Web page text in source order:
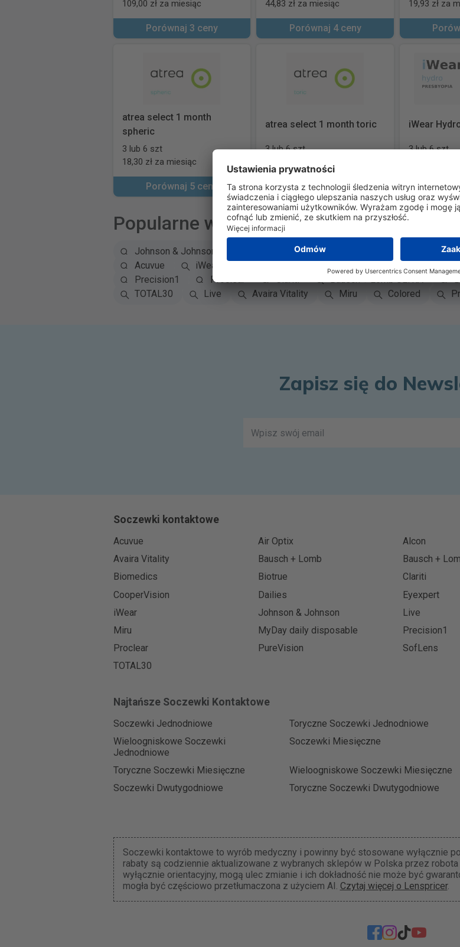
109,00 zł za miesiąc
Porównaj 3 ceny
44,83 zł za miesiąc
Porównaj 4 ceny
19,93 zł za
atrea select 1 month
spheric
3 lub 6 szt
18,30 zł za miesiąc
Porównaj 5 ceny
atrea select 1 month toric
3 lub 6 szt
Porównaj 5 ceny
iWear
3 lub 6 szt
Popularne wyszukiwania
Johnson & Johnson Bausch + Lomb CooperVision
Acuvue
iWear
Precision1
Proclear Clariti Bausch + Lomb ULTRA
TOTAL30
Live Avaira Vitality Miru Colored
Zapisz się do
Soczewki kontaktowe
Acuvue Air Optix Alcon
Avaira Vitality
Bausch + Lomb Bausch +
Biomedics
Biotrue Clariti
CooperVision
Dailies Eyexpert
iWear
Johnson & Johnson Live
Miru
MyDay daily disposable Precision1
Proclear
PureVision SofLens
TOTAL30
Najtańsze Soczewki Kontaktowe
Soczewki Jednodniowe
Toryczne Soczewki Jednodniowe
Wieloogniskowe Soczewki
Jednodniowe
Soczewki Miesięczne
Toryczne Soczewki Miesięczne
Wieloogniskowe Soczewki Miesięczne
Soczewki Dwutygodniowe
Toryczne Soczewki Dwutygodniowe
Soczewki kontaktowe to wyrób medyczny i powinny być stosowane wyłącznie
rabaty są codziennie aktualizowane z wybranych sklepów w Polska przez
wyłącznie orientacyjny, mogą ulec zmianie i ich dokładność nie może być
mogła być częściowo przetłumaczona z użyciem AI. Czytaj więcej o Lenspricer.